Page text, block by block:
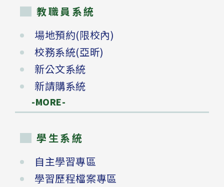
教職員系統
場地預約(限校內)
校務系統(亞昕)
新公文系統
新請購系統
-MORE-
學生系統
自主學習專區
學習歷程檔案專區